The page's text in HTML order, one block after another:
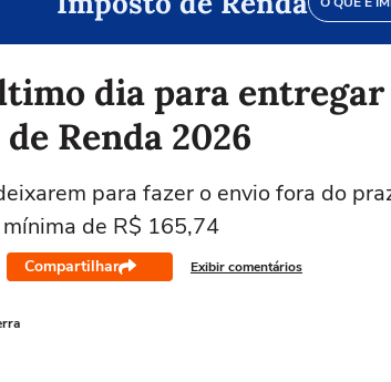
dia para entregar
Renda 2026
para fazer o envio fora do
de R$ 165,74
Compartilhar Exibir comentários